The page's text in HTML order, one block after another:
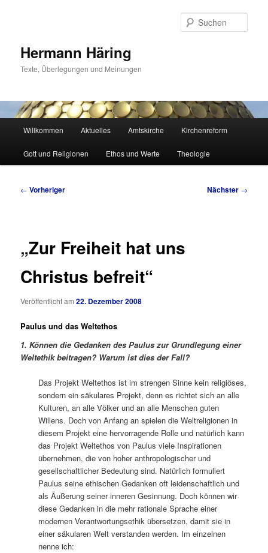
Hermann Häring
Texte, Überlegungen und Meinungen
Willkommen Aktuelles Amtskirche Kirchenreform
Gott und Religionen Ethos und Werte Theologie
Beitragsnavigation
← Vorheriger Nächster →
„Zur Freiheit hat uns
Christus befreit“
Veröffentlicht am22. Dezember 2008
Paulus und das Weltethos
1. Können die Gedanken des Paulus zur Grundlegung einer
Weltethik beitragen? Warum ist dies der Fall?
Das Projekt Weltethos ist im strengen Sinne kein religiöses,
sondern ein säkulares Projekt, denn es richtet sich an alle
Kulturen, an alle Völker und an alle Menschen guten
Willens. Doch von Anfang an spielen die Weltreligionen in
diesem Projekt eine hervorragende Rolleund natürlich kann
das Projekt Weltethos von Paulus viele Inspirationen
übernehmen, die von hoher anthropologischer und
gesellschaftlicher Bedeutung sind. Natürlich formuliert
Paulus seine ethischen Gedanken oft leidenschaftlich und
als Äußerung seiner inneren Gesinnung. Doch können wir
diese Gedanken in die mehr rationale Sprache einer
modernen Verantwortungsethik übersetzen, damit sie in
einer säkularen Welt verstanden werden. Im einzelnen
nenne ich: